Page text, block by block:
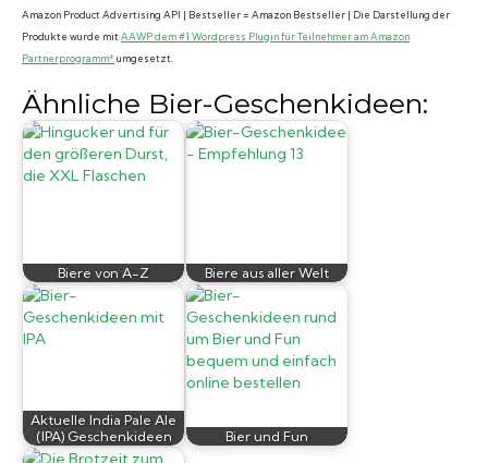
Amazon Product Advertising API | Bestseller = Amazon Bestseller | Die Darstellung der
Produkte wurde mitAAWP dem #1 Wordpress Plugin für Teilnehmer am Amazon
Partnerprogramm* umgesetzt.
Ähnliche Bier-Geschenkideen:
Biere von A-Z Biere aus aller Welt
Aktuelle India Pale Ale
(IPA) Geschenkideen
Bier und Fun